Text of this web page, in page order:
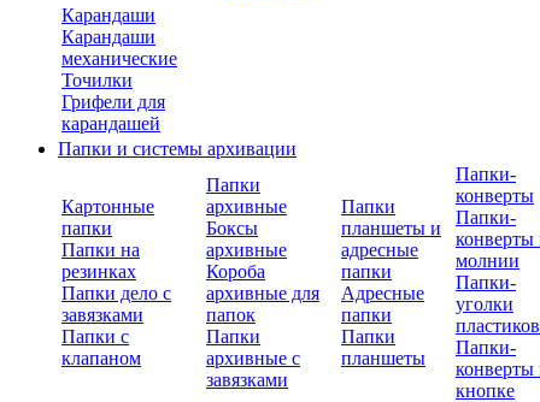
Карандаши
Карандаши
механические
Точилки
Грифели для
карандашей
Папки и системы архивации
Картонные
папки
Папки на
резинках
Папки дело с
завязками
Папки с
клапаном
Папки
архивные
Боксы
архивные
Короба
архивные для
папок
Папки
архивные с
завязками
Папки
планшеты и
адресные
папки
Адресные
папки
Папки
планшеты
Папки-
конверты
Папки-
конверты
молнии
Папки-
уголки
Папки-
конверты
кнопке